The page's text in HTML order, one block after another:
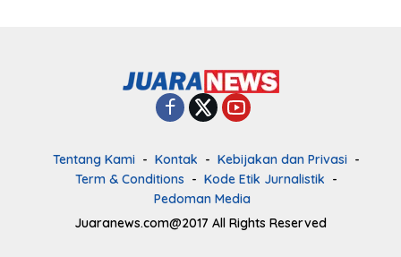
Tentang Kami Kontak
Kebijakan dan Privasi
Term & Conditions
Kode Etik Jurnalistik
Pedoman Media
Juaranews.com@2017 All Rights Reserved